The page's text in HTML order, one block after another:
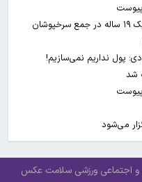
پول نداریم نمی‌سازیم!
شد
می‌شود
اجتماعی ورزشی سلامت عکس